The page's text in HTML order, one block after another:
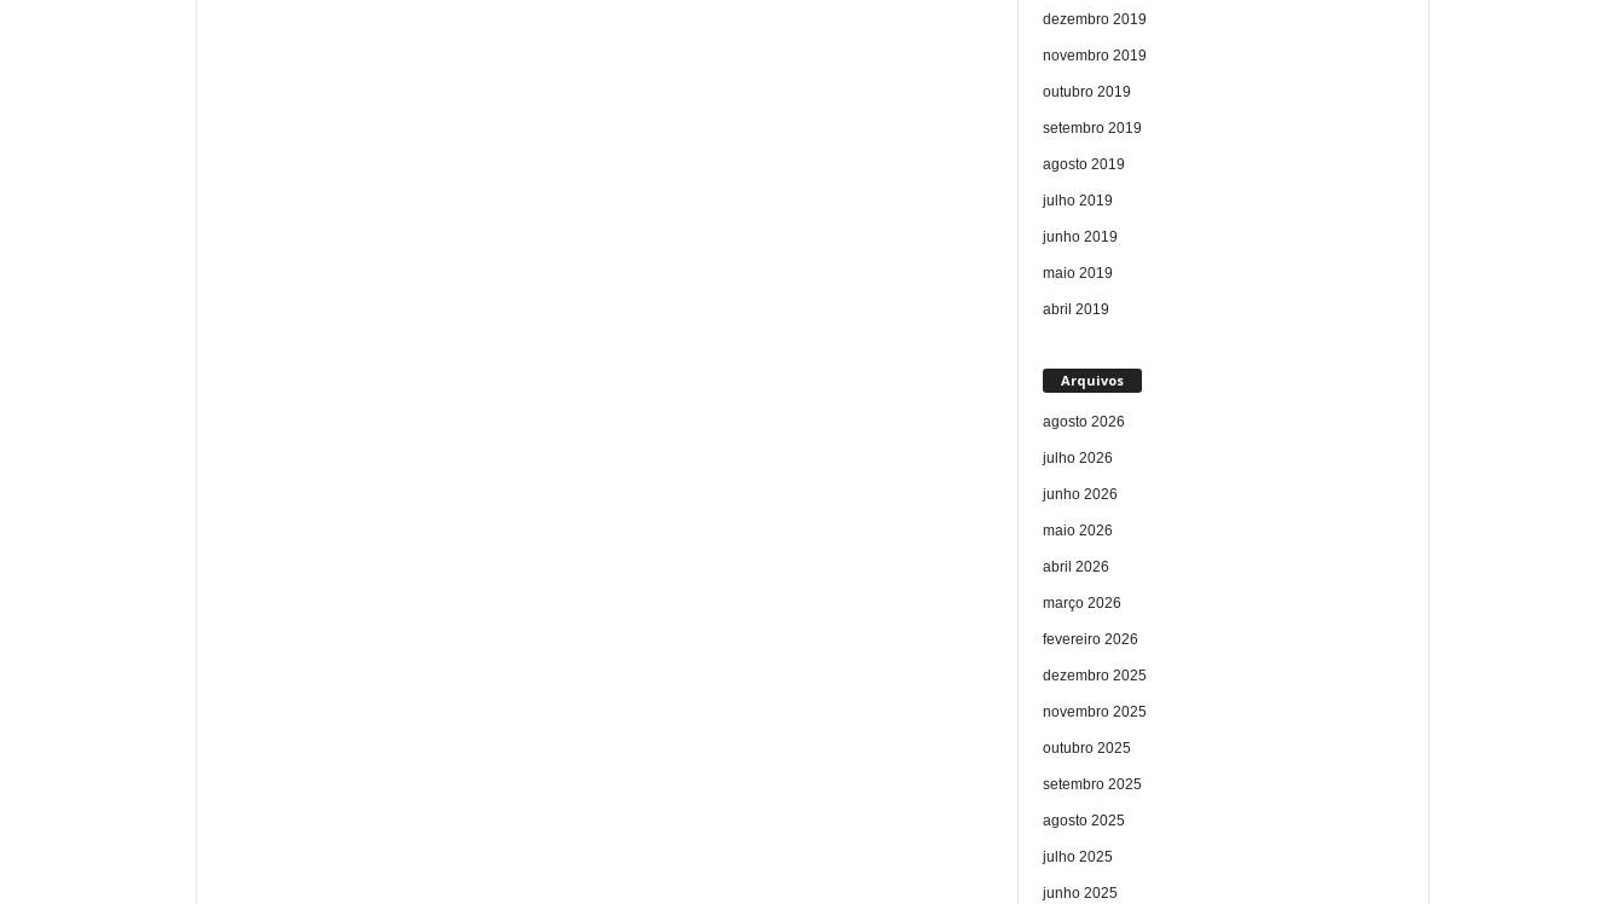
dezembro 2019
novembro 2019
outubro 2019
setembro 2019
agosto 2019
julho 2019
junho 2019
maio 2019
abril 2019
Arquivos
agosto 2026
julho 2026
junho 2026
maio 2026
abril 2026
março 2026
fevereiro 2026
dezembro 2025
novembro 2025
outubro 2025
setembro 2025
agosto 2025
julho 2025
junho 2025